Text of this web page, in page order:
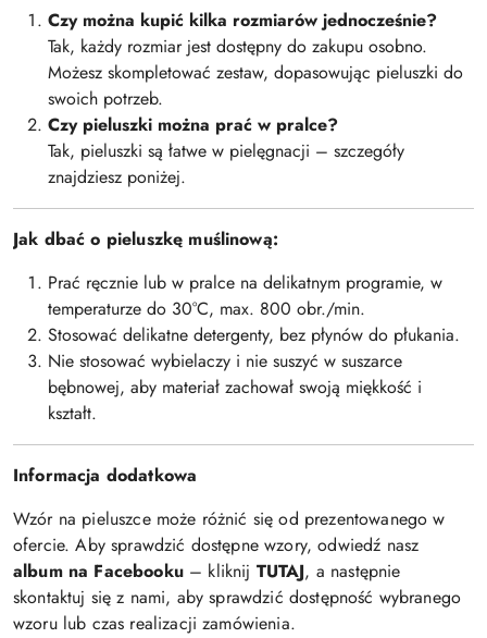
Czy można kupić kilka rozmiarów jednocześnie?
Tak, każdy rozmiar jest dostępny do zakupu osobno.
Możesz skompletować zestaw, dopasowując pieluszki do
swoich potrzeb.
Czy pieluszki można prać w pralce?
Tak, pieluszki są łatwe w pielęgnacji – szczegóły
znajdziesz poniżej.
Jak dbać o pieluszkę muślinową:
Prać ręcznie lub w pralce na delikatnym programie, w
temperaturze do 30°C, max. 800 obr./min.
Stosować delikatne detergenty, bez płynów do płukania.
Nie stosować wybielaczy i nie suszyć w suszarce
bębnowej, aby materiał zachował swoją miękkość i
kształt.
Informacja dodatkowa
Wzór na pieluszce może różnić się od prezentowanego w
ofercie. Aby sprawdzić dostępne wzory, odwiedź nasz
album na Facebooku– kliknij TUTAJ, a następnie
skontaktuj się z nami, aby sprawdzić dostępność wybranego
wzoru lub czas realizacji zamówienia.